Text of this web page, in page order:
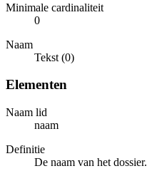
Minimale cardinaliteit
0
Naam
Tekst (0)
Elementen
Naam lid
naam
Definitie
De naam van het dossier.